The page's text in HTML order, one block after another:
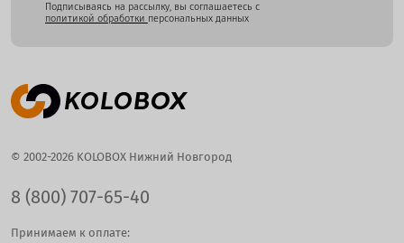
Подписываясь на рассылку, вы соглашаетесь с
политикой обработки персональных данных
© 2002-2026 KOLOBOX Нижний Новгород
8 (800) 707-65-40
Принимаем к оплате: